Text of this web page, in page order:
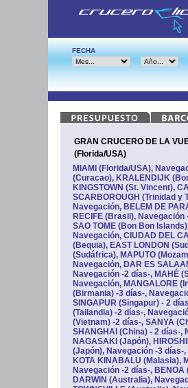
FECHA
GRAN CRUCERO DE LA
(Florida/USA)
MIAMI (Florida/USA),
(Curacao), KRALENDIJK
KINGSTOWN (St. Vincent),
SCARBOROUGH (Trinidad y
Navegación, BELEM DE
RECIFE (Brasil), Navegación
SAO TOME (Bon Bon
Navegación, CIUDAD DEL
(Bequia), EAST LONDON
(Sudáfrica), MAPUTO
Navegación, DAR ES
Navegación -2 días-, MAHÉ
Navegación, MANGALORE
(Birmania) -3 días-,
SINGAPUR (Singapur) - 2
(Tailandia) -2 días-,
(Vietnam) -2 días-, SANYA
SHANGHAI (China) - 2 días-,
NAGASAKI (Japón),
(Japón), Navegación -3 días-
KOTA KINABALU (Malasia),
Navegación -2 días-,
DARWIN (Australia),